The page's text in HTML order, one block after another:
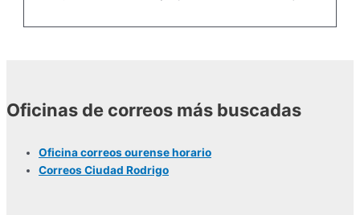
Oficinas de correos más buscadas
Oficina correos ourense horario
Correos Ciudad Rodrigo